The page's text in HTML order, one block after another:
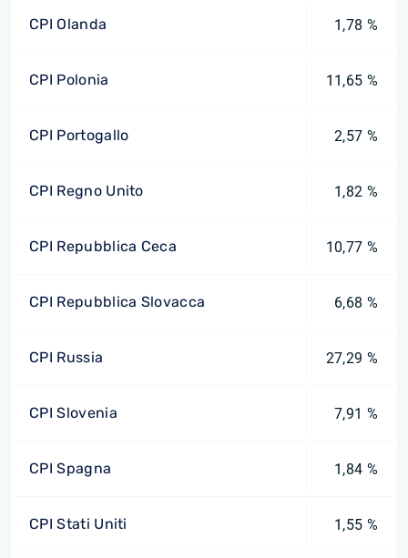
CPI Olanda 1,78 %
CPI Polonia 11,65 %
CPI Portogallo 2,57 %
CPI Regno Unito 1,82 %
CPI Repubblica Ceca 10,77 %
CPI Repubblica Slovacca 6,68 %
CPI Russia 27,29 %
CPI Slovenia 7,91 %
CPI Spagna 1,84 %
CPI Stati Uniti 1,55 %